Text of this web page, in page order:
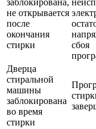
не открывается
после
окончания
стирки
сбоя
Дверца
стиральной
машины
заблокирована
во время
стирки